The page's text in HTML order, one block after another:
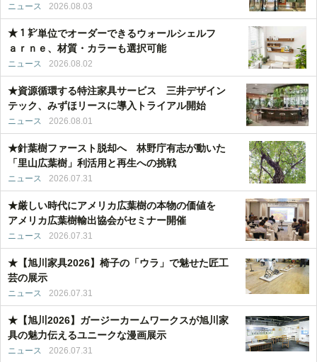
ニュース 2026.08.03
★１㌢単位でオーダーできるウォールシェルフ
ａｒｎｅ、材質・カラーも選択可能
ニュース 2026.08.02
★資源循環する特注家具サービス 三井デザイン
テック、みずほリースに導入トライアル開始
ニュース 2026.08.01
★針葉樹ファースト脱却へ 林野庁有志が動いた
「里山広葉樹」利活用と再生への挑戦
ニュース 2026.07.31
★厳しい時代にアメリカ広葉樹の本物の価値を
アメリカ広葉樹輸出協会がセミナー開催
ニュース 2026.07.31
★【旭川家具2026】椅子の「ウラ」で魅せた匠工
芸の展示
ニュース 2026.07.31
★【旭川2026】ガージーカームワークスが旭川家
具の魅力伝えるユニークな漫画展示
ニュース 2026.07.31